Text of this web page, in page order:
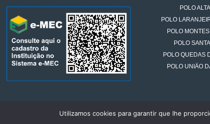
POLO
POLO
POLO
POLO
POLO QUEDAS
POLO UNIÃO
Utilizamos cookies para garantir que lhe